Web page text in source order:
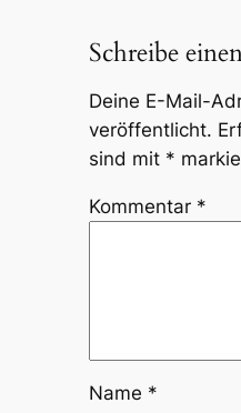
Schreibe
Deine E-Mail-
veröffentlicht.
sind mit *
Kommentar *
Name *